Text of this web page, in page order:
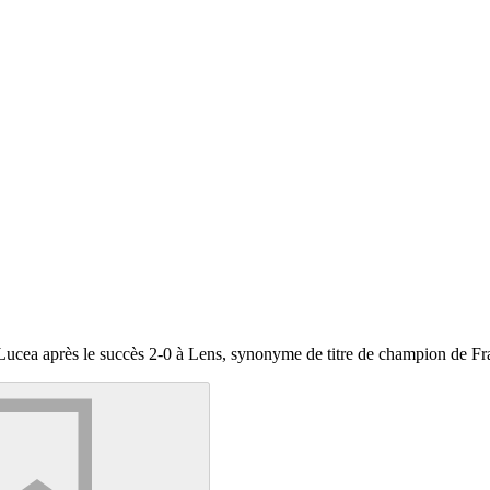
après le succès 2-0 à Lens, synonyme de titre de champion de